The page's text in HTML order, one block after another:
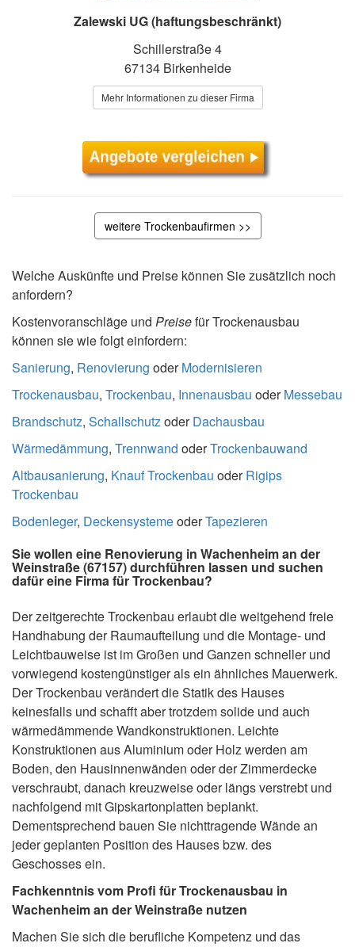
Zalewski UG (haftungsbeschränkt)
Schillerstraße 4
67134 Birkenheide
Mehr Informationen zu dieser Firma
weitere Trockenbaufirmen >>
Welche Auskünfte und Preise können Sie zusätzlich noch
anfordern?
Kostenvoranschläge und Preisefür Trockenausbau
können sie wie folgt einfordern:
Sanierung, Renovierung oderModernisieren
Trockenausbau, Trockenbau, Innenausbau oderMessebau
Brandschutz, SchallschutzoderDachausbau
Wärmedämmung, Trennwand oderTrockenbauwand
Altbausanierung, Knauf Trockenbau oderRigips
Trockenbau
Bodenleger, DeckensystemeoderTapezieren
Sie wollen eine Renovierung in Wachenheim an der
Weinstraße (67157) durchführen lassen und suchen
dafür eine Firma für Trockenbau?
Der zeitgerechte Trockenbau erlaubt die weitgehend freie
Handhabung der Raumaufteilung und die Montage- und
Leichtbauweise ist im Großen und Ganzen schneller und
vorwiegend kostengünstiger als ein ähnliches Mauerwerk.
Der Trockenbau verändert die Statik des Hauses
keinesfalls und schafft aber trotzdem solide und auch
wärmedämmende Wandkonstruktionen. Leichte
Konstruktionen aus Aluminium oder Holz werden am
Boden, den Hausinnenwänden oder der Zimmerdecke
verschraubt, danach kreuzweise oder längs verstrebt und
nachfolgend mit Gipskartonplatten beplankt.
Dementsprechend bauen Sie nichttragende Wände an
jeder geplanten Position des Hauses bzw. des
Geschosses ein.
Fachkenntnis vom Profi für Trockenausbau in
Wachenheim an der Weinstraße nutzen
Machen Sie sich die berufliche Kompetenz und das